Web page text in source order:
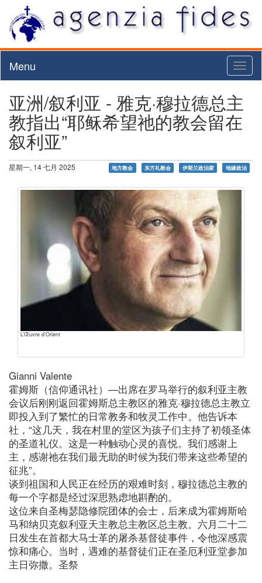
Menu
亚洲/叙利亚 - 雅克·穆拉德总主
教指出“耶稣希望祂的教会留在
叙利亚”
星期一, 14 七月 2025 地方教会 东方礼教会 伊斯兰政治家 地缘政治
L’Œuvre d’Orient
Gianni Valente
霍姆斯（信仰通讯社）—出席在罗马举行的叙利亚主教
会议后刚刚返回霍姆斯总主教区的雅克·穆拉德总主教立
即投入到了繁忙的日常教务和牧灵工作中。他告诉本
社，“这几天，我在村里的堂区为孩子们主持了初领圣体
的圣道礼仪。这是一种触动心灵的喜悦。我们感谢上
主，感谢祂在我们最无助的时候为我们带来这些希望的
征兆”。
谈到祖国和人民正在经历的艰难时刻，穆拉德总主教的
每一个字都是经过深思熟虑地斟酌的。
这位来自圣梅瑟隐修院团体的会士，后来成为霍姆斯哈
马和纳贝克叙利亚天主教总主教区总主教。六月二十二
日发生在首都大马士革的屠杀基督徒事件，令他深感震
惊和痛心。当时，遇难的基督徒们正在圣厄利亚堂参加
主日弥撒。圣祭